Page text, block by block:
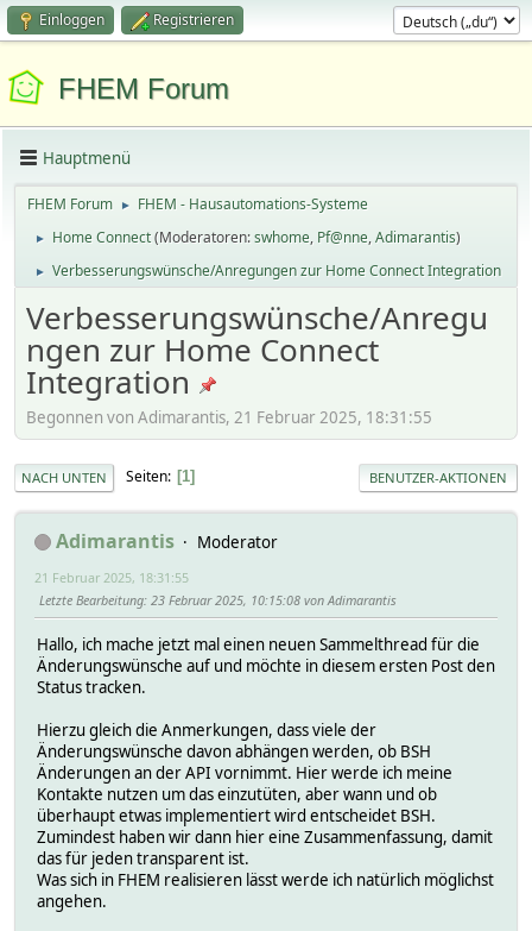
Einloggen Registrieren
FHEM Forum
Hauptmenü
FHEM Forum ► FHEM - Hausautomations-Systeme
► Home Connect(Moderatoren:swhome, Pf@nne,Adimarantis)
► Verbesserungswünsche/Anregungen zur Home Connect Integration
Verbesserungswünsche/Anregu
ngen zur Home Connect
Integration
Begonnen von Adimarantis, 21 Februar 2025, 18:31:55
NACH UNTEN Seiten 1 BENUTZER-AKTIONEN
Adimarantis Moderator
21 Februar 2025, 18:31:55
Letzte Bearbeitung: 23 Februar 2025, 10:15:08 von Adimarantis
Hallo, ich mache jetzt mal einen neuen Sammelthread für die
Änderungswünsche auf und möchte in diesem ersten Post den
Status tracken.
Hierzu gleich die Anmerkungen, dass viele der
Änderungswünsche davon abhängen werden, ob BSH
Änderungen an der API vornimmt. Hier werde ich meine
Kontakte nutzen um das einzutüten, aber wann und ob
überhaupt etwas implementiert wird entscheidet BSH.
Zumindest haben wir dann hier eine Zusammenfassung, damit
das für jeden transparent ist.
Was sich in FHEM realisieren lässt werde ich natürlich möglichst
angehen.